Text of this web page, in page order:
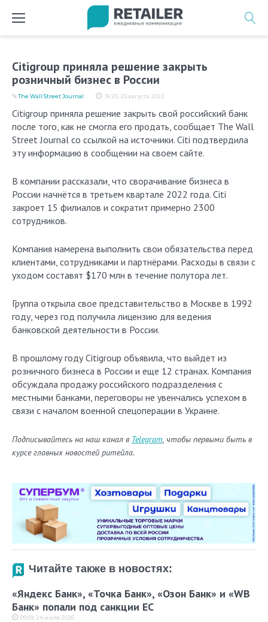
Citigroup приняла решение закрыть
розничный бизнес в России
16:25, 25 августа 2022
The Wall Street Journal
Citigroup приняла решение закрыть свой российский банк
после того, как не смогла его продать, сообщает The Wall
Street Journal со ссылкой на источники. Citi подтвердила
эту информацию в сообщении на своем сайте.
В компании рассказали, что сворачивание бизнеса в
России начнётся в третьем квартале 2022 года. Сiti
закроет 15 филиалов и сократит примерно 2300
сотрудников.
Компания намерена выполнить свои обязательства перед
клиентами, сотрудниками и партнёрами. Расходы в связи с
уходом составят $170 млн в течение полутора лет.
Группа открыла свое представительство в Москве в 1992
году, через год получила лицензию для ведения
банковской деятельности в России.
В прошлому году Citigroup объявила, что выйдет из
розничного бизнеса в России и еще 12 странах. Компания
обсуждала продажу российского подразделения с
местными банками, переговоры не увенчались успехом в
связи с началом военной спецоперации в Украине.
Подписывайтесь на наш канал в Telegram, чтобы первыми быть в
курсе главных новостей ритейла.
Читайте также в новостях:
«Яндекс Банк», «Точка Банк», «Озон Банк» и «WB
Банк» попали под санкции ЕС
09:09, 24 июля 2026